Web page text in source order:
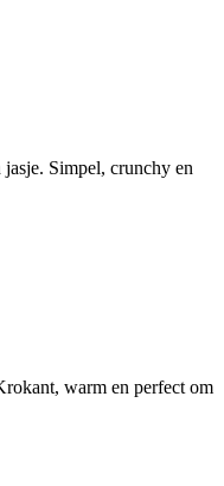
Simpel, crunchy en
warm en perfect om